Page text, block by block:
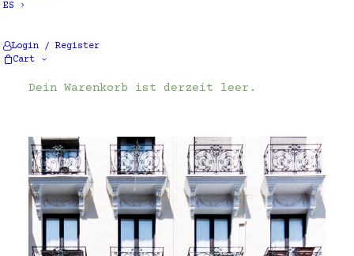
ES
Login / Register
Cart
Dein Warenkorb ist derzeit leer.